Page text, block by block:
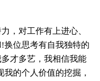
，对工作有上进心、
换位思考有自我独特的
才多艺，我相信我能
的个人价值的挖掘，